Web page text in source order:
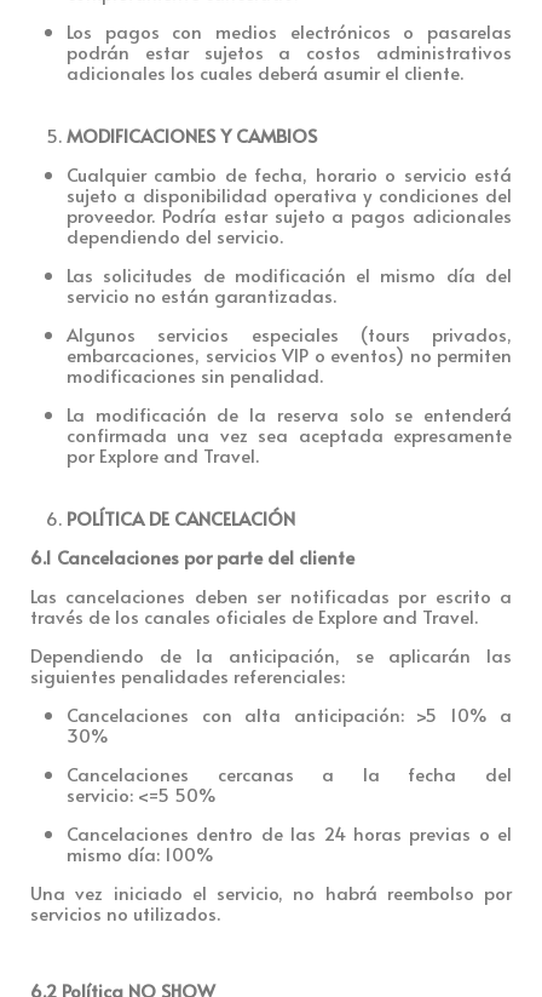
Los pagos con medios electrónicos o pasarelas
podrán estar sujetos a costos administrativos
adicionales los cuales deberá asumir el cliente.
MODIFICACIONES Y CAMBIOS
Cualquier cambio de fecha, horario o servicio está
sujeto a disponibilidad operativa y condiciones del
proveedor. Podría estar sujeto a pagos adicionales
dependiendo del servicio.
Las solicitudes de modificación el mismo día del
servicio no están garantizadas.
Algunos servicios especiales (tours privados,
embarcaciones, servicios VIP o eventos) no permiten
modificaciones sin penalidad.
La modificación de la reserva solo se entenderá
confirmada una vez sea aceptada expresamente
por Explore and Travel.
POLÍTICA DE CANCELACIÓN
6.1 Cancelaciones por parte del cliente
Las cancelaciones deben ser notificadas por escrito a
través de los canales oficiales de Explore and Travel.
Dependiendo de la anticipación, se aplicarán las
siguientes penalidades referenciales:
Cancelaciones con alta anticipación: >5 10% a
30%
Cancelaciones cercanas a la fecha del
servicio: <=5 50%
Cancelaciones dentro de las 24 horas previas o el
mismo día: 100%
Una vez iniciado el servicio, no habrá reembolso por
servicios no utilizados.
6.2 Política NO SHOW